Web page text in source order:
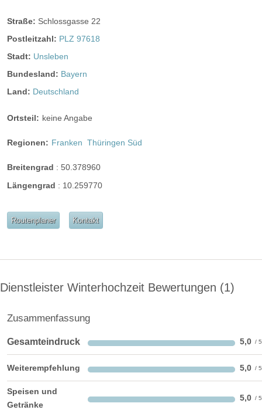
mögliche Tischformate:
Einzeltische rund
U-Form
Hussen:
kostenpflichtig
barrierefreie Location
Platz für Agape letzte Renovierung:
Video
Broschüre Video der Location
Perfekte Jahreszeit:
Herbst-Hochzeit
Winter-Hochzeit
Straße: Schlossgasse 22
Postleitzahl: PLZ 97618
Stadt: Unsleben
Bundesland: Bayern
Land: Deutschland
Ortsteil: keine Angabe
Regionen: Franken Thüringen Süd
Breitengrad : 50.378960
Längengrad : 10.259770
Routenplaner Kontakt
Dienstleister Winterhochzeit Bewertungen 1
Zusammenfassung
Gesamteindruck 5,0
Weiterempfehlung 5,0
Speisen und
Getränke
5,0